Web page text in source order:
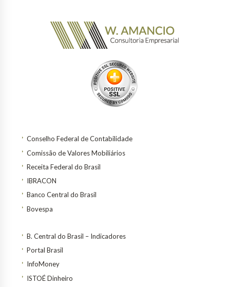
Conselho Federal de Contabilidade
Comissão de Valores Mobiliários
Receita Federal do Brasil
IBRACON
Banco Central do Brasil
Bovespa
B. Central do Brasil – Indicadores
Portal Brasil
InfoMoney
ISTOÉ Dinheiro